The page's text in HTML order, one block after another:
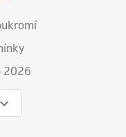
2026